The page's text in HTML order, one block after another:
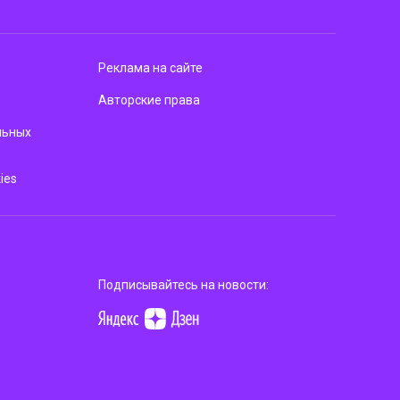
Реклама на сайте
Авторские права
Подписывайтесь на новости: